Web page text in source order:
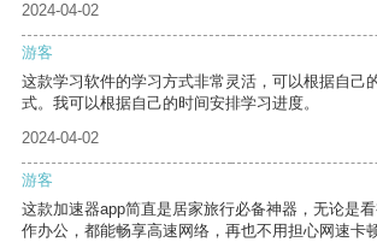
2024-04-02
游客
这款学习软件的学习方式非常灵活，可以根据自己
式。我可以根据自己的时间安排学习进度。
2024-04-02
游客
这款加速器app简直是居家旅行必备神器，无论是
作办公，都能畅享高速网络，再也不用担心网速卡